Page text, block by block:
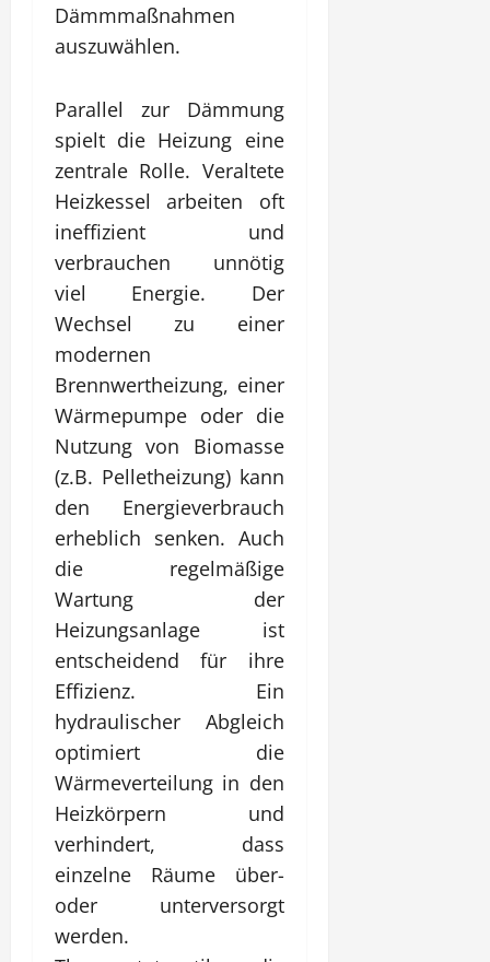
Dämmmaßnahmen
auszuwählen.
Parallel zur Dämmung
spielt die Heizung eine
zentrale Rolle. Veraltete
Heizkessel arbeiten oft
ineffizient und
verbrauchen unnötig
viel Energie. Der
Wechsel zu einer
modernen
Brennwertheizung, einer
Wärmepumpe oder die
Nutzung von Biomasse
(z.B. Pelletheizung) kann
den Energieverbrauch
erheblich senken. Auch
die regelmäßige
Wartung der
Heizungsanlage ist
entscheidend für ihre
Effizienz. Ein
hydraulischer Abgleich
optimiert die
Wärmeverteilung in den
Heizkörpern und
verhindert, dass
einzelne Räume über-
oder unterversorgt
werden.